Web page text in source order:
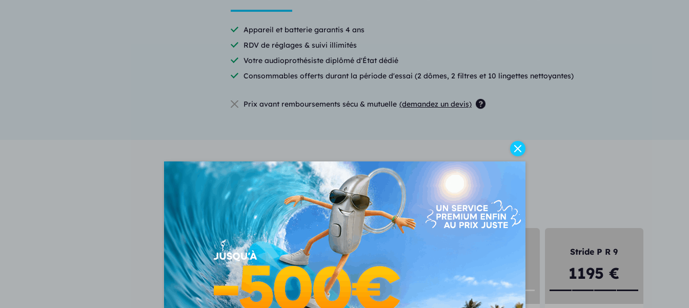
Appareil et batterie garantis 4 ans
RDV de réglages & suivi illimités
Votre audioprothésiste diplômé d'État dédié
Consommables offerts durant la période d'essai (2 dômes, 2 filtres et 10 lingettes nettoyantes)
Prix avant remboursements sécu & mutuelle (demandez un devis)
Fonctionnalités du Stride P R
Fonctionnalités
VOUS CONSULTEZ
1095 € 995 €
Stride P R 9
1195 €